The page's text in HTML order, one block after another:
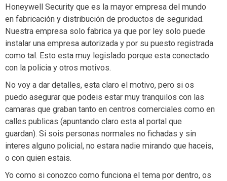
Honeywell Security que es la mayor empresa del mundo
en fabricación y distribución de productos de seguridad.
Nuestra empresa solo fabrica ya que por ley solo puede
instalar una empresa autorizada y por su puesto registrada
como tal. Esto esta muy legislado porque esta conectado
con la policia y otros motivos.
No voy a dar detalles, esta claro el motivo, pero si os
puedo asegurar que podeis estar muy tranquilos con las
camaras que graban tanto en centros comerciales como en
calles publicas (apuntando claro esta al portal que
guardan). Si sois personas normales no fichadas y sin
interes alguno policial, no estara nadie mirando que haceis,
o con quien estais.
Yo como si conozco como funciona el tema por dentro, os